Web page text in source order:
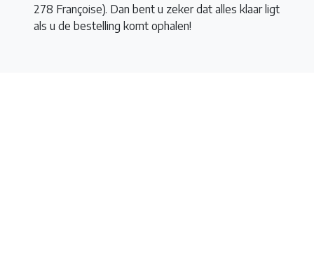
278 Françoise). Dan bent u zeker dat alles klaar ligt
als u de bestelling komt ophalen!